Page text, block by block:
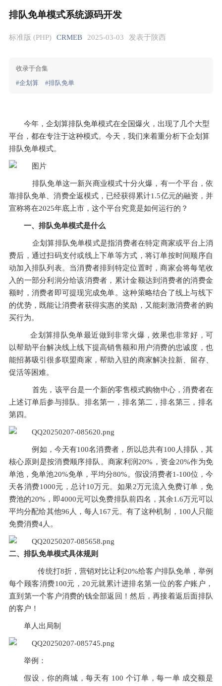
排队免单模式系统源码开发
标准版 (PHP) CRMEB 2025-03-03 发表于陕西
收录于合集
#企划算
#排队免单
今年，企划算排队免单模式在全国爆火，出现了几个大型
平台，都在专注于这种模式。今天，我们来着重分析下企划算
排队免单模式。
靠排队免单、消费全返模式，已经获得累计1.5亿元的融资，并
宣称将在2025年底上市，这个平台究竟是如何运行的？
一、排队免单模式是什么
费后，通过扫码支付或线上下单等方式，将订单按时间顺序自
动加入排队列表。当消费者排到特定位置时，商家会将每笔收
入的一部分利润分给该消费者，累计金额达到消费者的消费金
额时，消费者即可提现完成免单。这种策略结合了线上与线下
的优势，既能让消费者获得实惠的奖励，又能刺激消费者的购
买行为。
以帮助平台解决线上线下提高销售额和用户消费的忠诚度，也
能招募吸引很多联盟商家，帮助入驻的商家解决拉新、留存、
促活等困难。
上述订单后参与排队。排名第一，排名第二，排名第三，排名
第四。
核心原则是按消费顺序排队。商家利润20%，资金20%作为免
单池，免单池20%免单，平均分80%。假设消费者1-100位，今
天各消费1000元，总计10万元。如果2万元流入免费订单，免
费池的20%，即4000元可以免费排队前四名，其余1.6万元可以
平均分配给其他96人，每人167元。有了这种机制，100人只能
免费消费4人。
二、排队免单模式具体规则
每个顾客消费100元，20元就累计进排名第一位的客户账户，
直到第一个客户消费的钱全部返回！然后，再接着返后面排队
的客户！
单人出局制
举例：
假设，你的商城，每天有 100 个订单，每一单 成交额是